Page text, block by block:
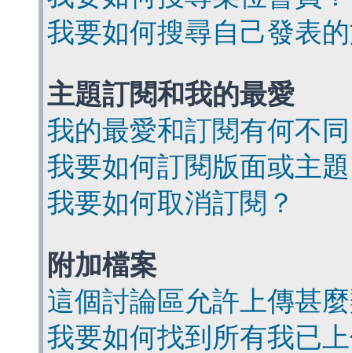
我要如何搜尋自己發表
主題訂閱和我的最愛
我的最愛和訂閱有何不
我要如何訂閱版面或主
我要如何取消訂閱？
附加檔案
這個討論區允許上傳甚
我要如何找到所有我已